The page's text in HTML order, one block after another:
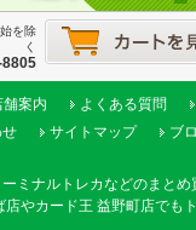
を除
く
舗案内 よくある質問
せ サイトマップ ブ
ミナルトレカなどのまと
やカード王 益野町店でも